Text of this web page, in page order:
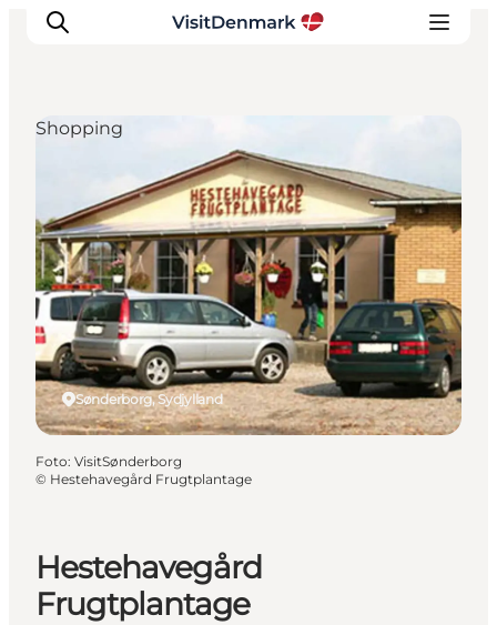
Inspiration
Destinationer
Oplevelser
Overnatning
Planlæg ferien
Hestehavegård
Frugtplantage
Sønderborg, Sydjylland
Shopping
Foto: VisitSønderborg
© Hestehavegård Frugtplantage